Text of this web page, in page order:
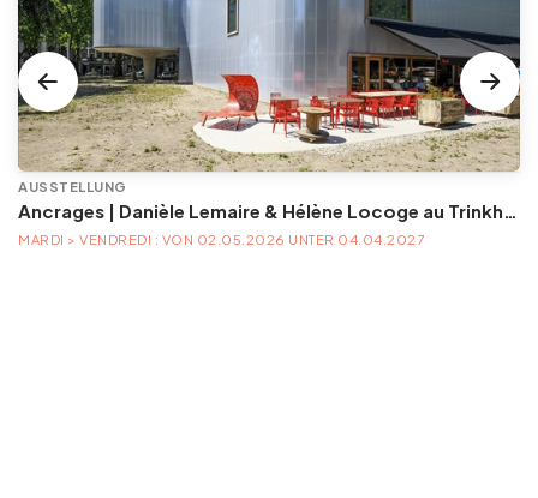
AUSSTELLUNG
Ancrages | Danièle Lemaire & Hélène Locoge au Trinkhall museum
MARDI > VENDREDI : VON 02.05.2026 UNTER 04.04.2027